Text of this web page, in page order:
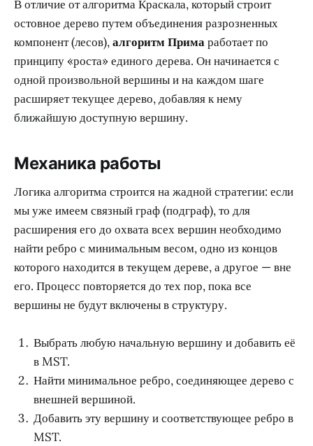
В отличие от алгоритма Краскала, который строит
остовное дерево путем объединения разрозненных
компонент (лесов),алгоритм Примаработает по
принципу «роста» единого дерева. Он начинается с
одной произвольной вершины и на каждом шаге
расширяет текущее дерево, добавляя к нему
ближайшую доступную вершину.
Механика работы
Логика алгоритма строится на жадной стратегии: если
мы уже имеем связный граф (подграф), то для
расширения его до охвата всех вершин необходимо
найти ребро с минимальным весом, одно из концов
которого находится в текущем дереве, а другое — вне
его. Процесс повторяется до тех пор, пока все
вершины не будут включены в структуру.
Выбрать любую начальную вершину и добавить её
в MST.
Найти минимальное ребро, соединяющее дерево с
внешней вершиной.
Добавить эту вершину и соответствующее ребро в
MST.